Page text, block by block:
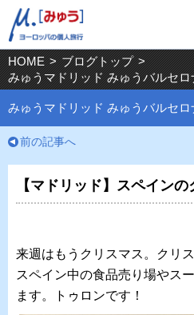
HOME > ブログトップ >
みゅうマドリッド みゅうバルセ
みゅうマドリッド みゅうバルセロ
前の記事へ
【マドリッド】スペイン
来週はもうクリスマス。クリ
スペイン中の食品売り場やス
ます。トゥロンです！